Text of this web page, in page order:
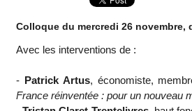
Colloque du mercredi 26 novembre,
Avec les interventions de :
- Patrick Artus, économiste,
France réinventée : pour un nouveau